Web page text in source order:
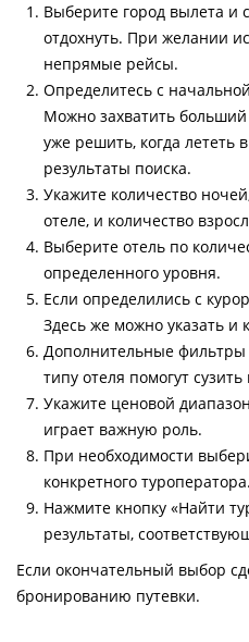
Выберите город вылета и
отдохнуть. При желании
непрямые рейсы.
Определитесь с
Можно захватить
уже решить, когда лететь
результаты поиска.
Укажите количество
отеле, и количество
Выберите отель по
определенного уровня.
Если определились с
Здесь же можно указать и
Дополнительные фильтры
типу отеля помогут сузить
Укажите ценовой
играет важную роль.
При необходимости
конкретного туроператора.
Нажмите кнопку «Найти
результаты,
Если окончательный выбор
бронированию путевки.